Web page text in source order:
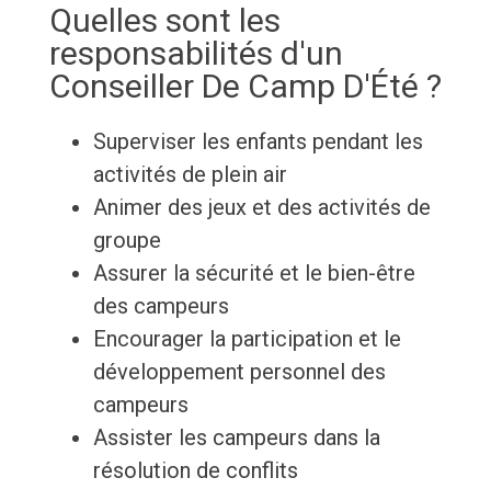
Quelles sont les
responsabilités d'un
Conseiller De Camp D'Été ?
Superviser les enfants pendant les
activités de plein air
Animer des jeux et des activités de
groupe
Assurer la sécurité et le bien-être
des campeurs
Encourager la participation et le
développement personnel des
campeurs
Assister les campeurs dans la
résolution de conflits